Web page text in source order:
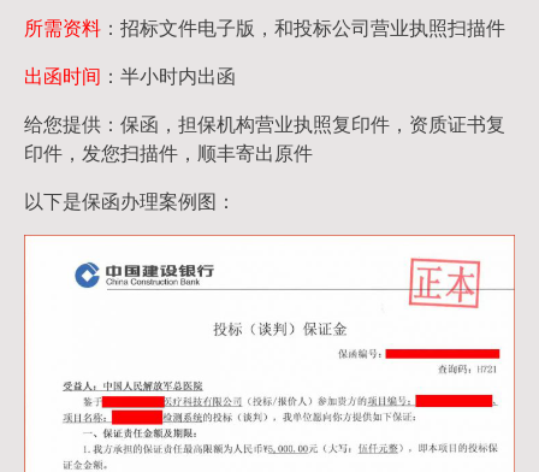
所需资料 ：招标文件电子版，和投标公司营业执照扫描件
出函时间 ：半小时内出函
给您提供：保函，担保机构营业执照复印件，资质证书复
印件，发您扫描件，顺丰寄出原件
以下是保函办理案例图：